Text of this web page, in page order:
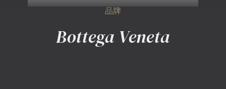
品牌
Bottega Veneta